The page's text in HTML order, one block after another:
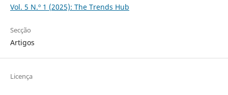
Vol. 5 N.º 1 (2025): The Trends Hub
Secção
Artigos
Licença